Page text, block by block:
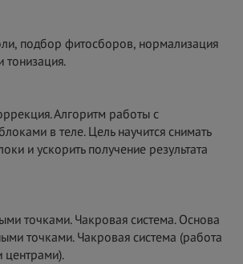
подбор фитосборов, нормализация
тонизация.
Алгоритм работы с
в теле. Цель научится снимать
и ускорить получение результата
точками. Чакровая система. Основа
точками. Чакровая система (работа
центрами).